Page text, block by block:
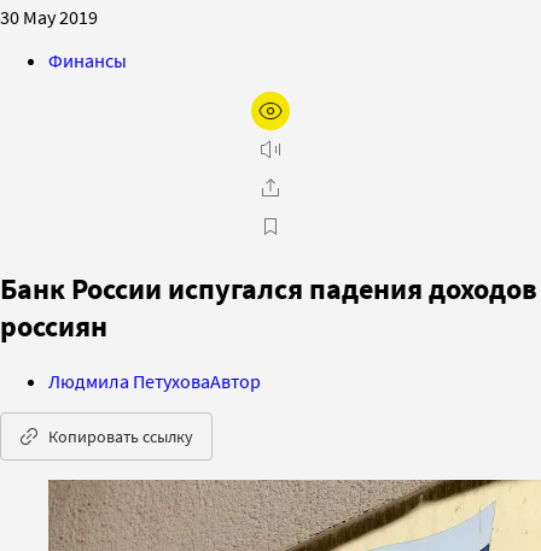
30 May 2019
Финансы
Банк России испугался падения доходов
россиян
Людмила ПетуховаАвтор
Копировать ссылку